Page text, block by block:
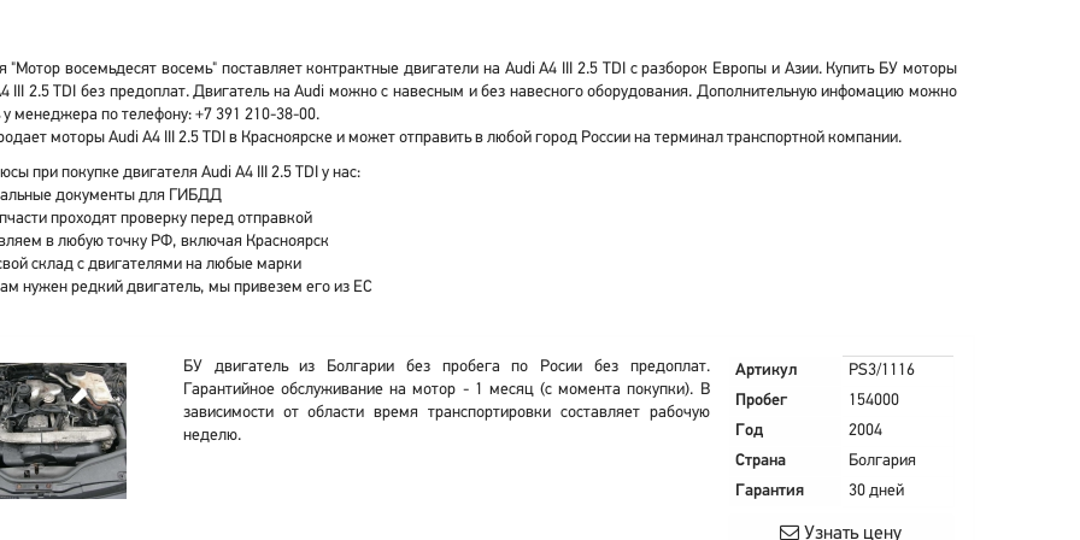
"Мотор восемьдесят восемь" поставляет контрактные двигатели на Audi A4 III 2.5 TDI с разборок Европы и Азии. Купить БУ моторы
III 2.5 TDI без предоплат. Двигатель на Audi можно с навесным и без навесного оборудования. Дополнительную инфомацию можно
у менеджера по телефону: +7 391 210-38-00.
моторы Audi A4 III 2.5 TDI в Красноярске и может отправить в любой город России на терминал транспортной компании.
при покупке двигателя Audi A4 III 2.5 TDI у нас:
документы для ГИБДД
проходят проверку перед отправкой
в любую точку РФ, включая Красноярск
склад с двигателями на любые марки
нужен редкий двигатель, мы привезем его из ЕС
БУ двигатель из Болгарии без пробега по Росии без предоплат.
Гарантийное обслуживание на мотор - 1 месяц (с момента покупки). В
зависимости от области время транспортировки составляет рабочую
неделю.
Артикул
PS3/1116
Пробег
154000
Год
2004
Страна
Болгария
Гарантия
30 дней
Узнать цену